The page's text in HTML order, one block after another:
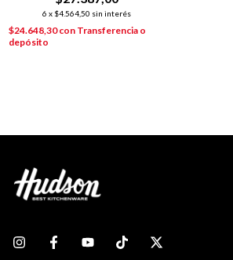
6 x $4.564,50 sin interés
$24.648,30con Transferencia o
depósito